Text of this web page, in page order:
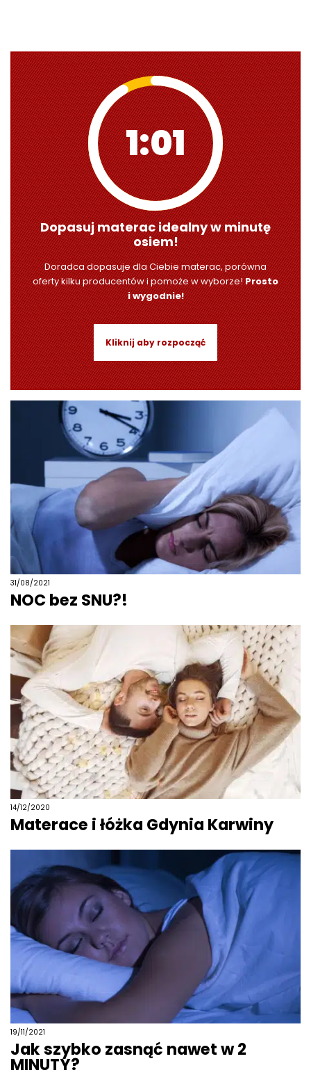
1:00
Dopasuj materac idealny w minutę
osiem!
Doradca dopasuje dla Ciebie materac, porówna
oferty kilku producentów i pomoże w wyborze!Prosto
i wygodnie!
Kliknij aby rozpocząć
31/08/2021
NOC bez SNU?!
14/12/2020
Materace i łóżka Gdynia Karwiny
19/11/2021
Jak szybko zasnąć nawet w 2
MINUTY?